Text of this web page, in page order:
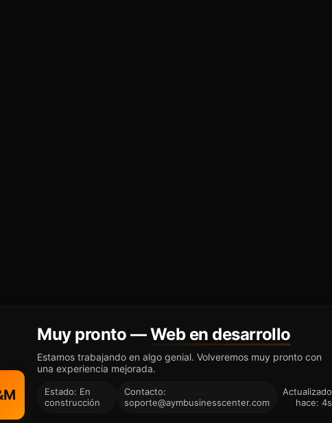
Muy pronto —Web en desarrollo
Estamos trabajando en algo genial. Volveremos muy pronto con
una experiencia mejorada.
Estado: En
construcción
Contacto:
soporte@aymbusinesscenter.com
Actualizado
hace: 4s